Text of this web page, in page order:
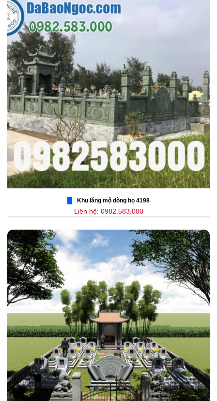
Khu lăng mộ dòng họ 4198
Liên hệ: 0982.583.000